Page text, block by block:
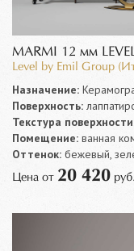
MARMI 12 мм
Level by Emil Group
Назначение:
Поверхность:
Текстура
Помещение: ванная
Оттенок: бежевый,
Цена от 20 420